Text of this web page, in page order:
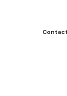
Contact